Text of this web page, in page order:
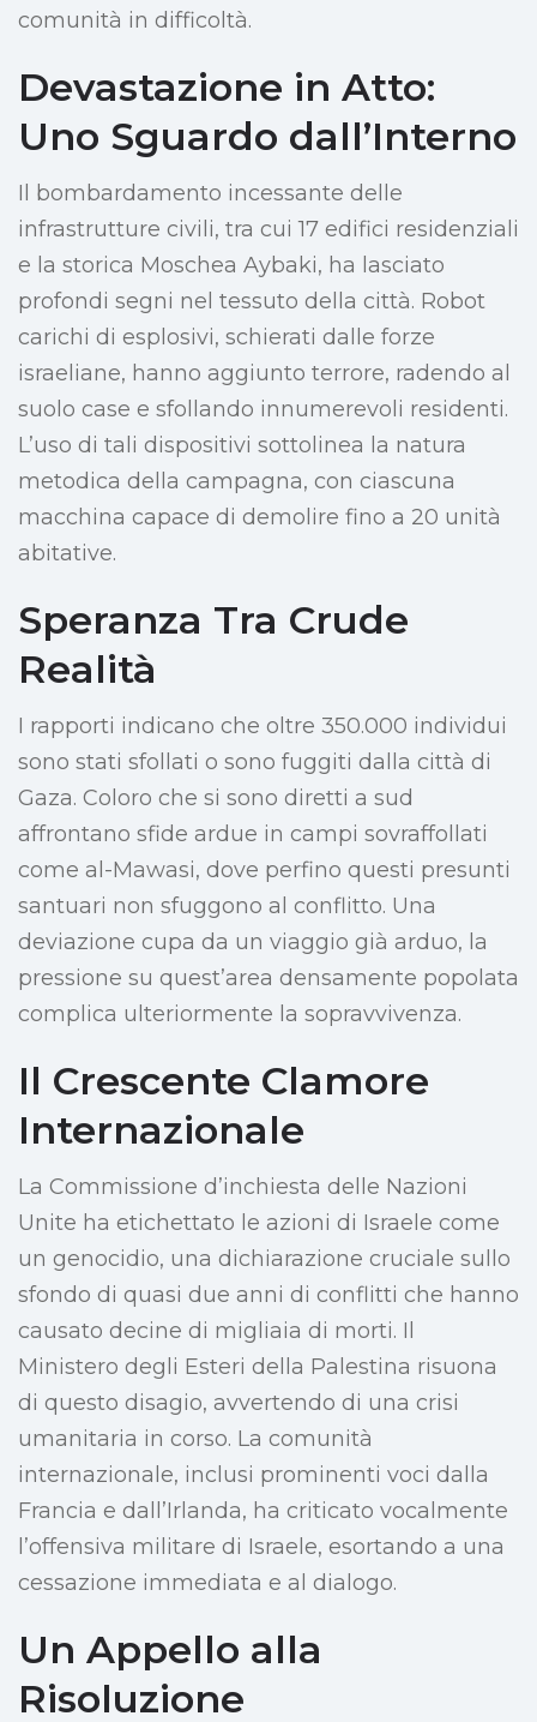
comunità in difficoltà.
Devastazione in Atto:
Uno Sguardo dall’Interno
Il bombardamento incessante delle
infrastrutture civili, tra cui 17 edifici residenziali
e la storica Moschea Aybaki, ha lasciato
profondi segni nel tessuto della città. Robot
carichi di esplosivi, schierati dalle forze
israeliane, hanno aggiunto terrore, radendo al
suolo case e sfollando innumerevoli residenti.
L’uso di tali dispositivi sottolinea la natura
metodica della campagna, con ciascuna
macchina capace di demolire fino a 20 unità
abitative.
Speranza Tra Crude
Realità
I rapporti indicano che oltre 350.000 individui
sono stati sfollati o sono fuggiti dalla città di
Gaza. Coloro che si sono diretti a sud
affrontano sfide ardue in campi sovraffollati
come al-Mawasi, dove perfino questi presunti
santuari non sfuggono al conflitto. Una
deviazione cupa da un viaggio già arduo, la
pressione su quest’area densamente popolata
complica ulteriormente la sopravvivenza.
Il Crescente Clamore
Internazionale
La Commissione d’inchiesta delle Nazioni
Unite ha etichettato le azioni di Israele come
un genocidio, una dichiarazione cruciale sullo
sfondo di quasi due anni di conflitti che hanno
causato decine di migliaia di morti. Il
Ministero degli Esteri della Palestina risuona
di questo disagio, avvertendo di una crisi
umanitaria in corso. La comunità
internazionale, inclusi prominenti voci dalla
Francia e dall’Irlanda, ha criticato vocalmente
l’offensiva militare di Israele, esortando a una
cessazione immediata e al dialogo.
Un Appello alla
Risoluzione